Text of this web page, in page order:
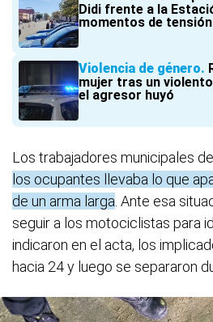
Didi frente a la
momentos de tensión
Violencia de género
mujer tras un
el agresor huyó
Los trabajadores municipales
los ocupantes llevaba lo que
de un arma larga. Ante esa
seguir a los motociclistas para
indicaron en el acta, los
hacia 24 y luego se separaron